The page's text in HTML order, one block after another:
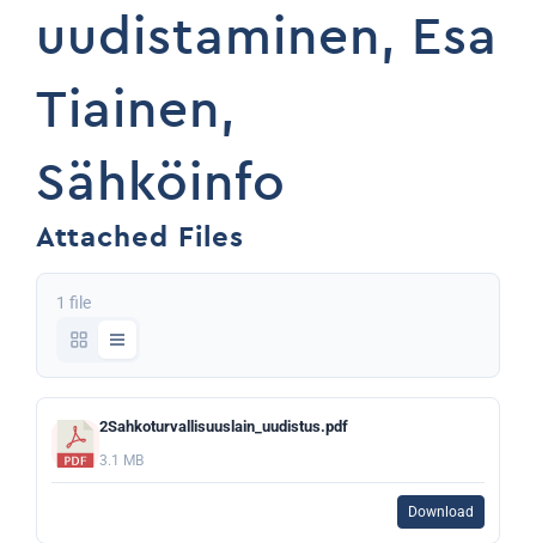
uudistaminen, Esa
Tiainen,
Sähköinfo
Attached Files
1 file
2Sahkoturvallisuuslain_uudistus.pdf
3.1 MB
Download